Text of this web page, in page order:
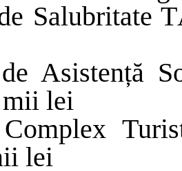
Salubritate
de Asistență
mii lei
Complex
lei